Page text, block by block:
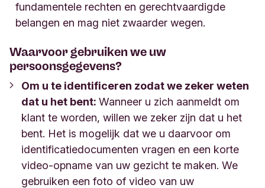
fundamentele rechten en gerechtvaardigde
belangen en mag niet zwaarder wegen.
Waarvoor gebruiken we uw
persoonsgegevens?
Om u te identificeren zodat we zeker weten
dat u het bent: Wanneer u zich aanmeldt om
klant te worden, willen we zeker zijn dat u het
bent. Het is mogelijk dat we u daarvoor om
identificatiedocumenten vragen en een korte
video-opname van uw gezicht te maken. We
gebruiken een foto of video van uw